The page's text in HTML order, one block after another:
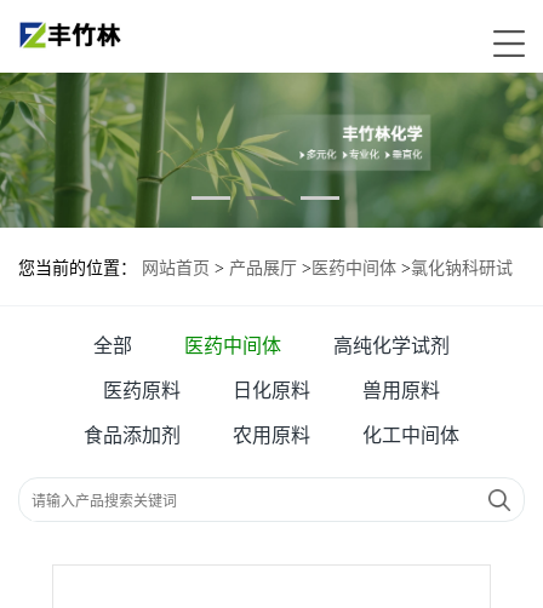
您当前的位置： 网站首页 > 产品展厅 > 医药中间体 >氯化钠科研试
全部 医药中间体 高纯化学试剂
医药原料 日化原料 兽用原料
食品添加剂 农用原料 化工中间体